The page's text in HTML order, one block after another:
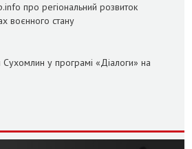
про регіональний розвиток
воєнного стану
у програмі «Діалоги» на